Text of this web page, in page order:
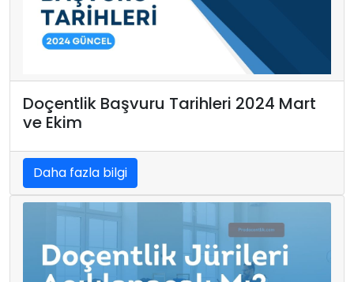
Doçentlik Başvuru Tarihleri 2024 Mart
ve Ekim
Daha fazla bilgi